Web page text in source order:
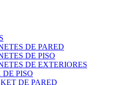
DE PARED
DE PISO
DE EXTERIORES
PISO
DE PARED